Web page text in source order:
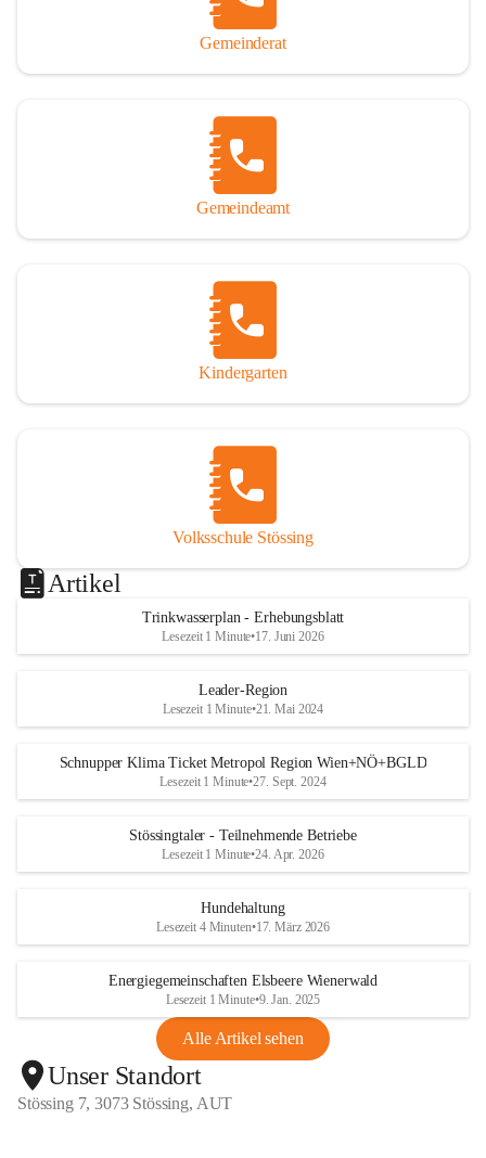
Gemeinderat
Gemeindeamt
Kindergarten
Volksschule Stössing
Artikel
Trinkwasserplan - Erhebungsblatt
Lesezeit 1 Minute•17. Juni 2026
Leader-Region
Lesezeit 1 Minute•21. Mai 2024
Schnupper Klima Ticket Metropol Region Wien+NÖ+BGLD
Lesezeit 1 Minute•27. Sept. 2024
Stössingtaler - Teilnehmende Betriebe
Lesezeit 1 Minute•24. Apr. 2026
Hundehaltung
Lesezeit 4 Minuten•17. März 2026
Energiegemeinschaften Elsbeere Wienerwald
Lesezeit 1 Minute•9. Jan. 2025
Alle Artikel sehen
Unser Standort
Stössing 7, 3073 Stössing, AUT